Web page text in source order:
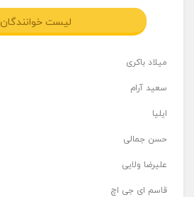
لیست خوانندگان
میلاد باکری
سعید آرام
ایلیا
حسن جمالی
علیرضا ولایی
قاسم ای جی اچ